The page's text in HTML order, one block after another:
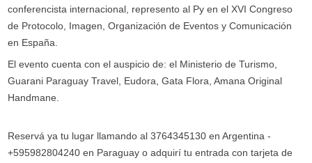
conferencista internacional, represento al Py en el XVI Congreso
de Protocolo, Imagen, Organización de Eventos y Comunicación
en España.
El evento cuenta con el auspicio de: el Ministerio de Turismo,
Guarani Paraguay Travel, Eudora, Gata Flora, Amana Original
Handmane.
Reservá ya tu lugar llamando al 3764345130 en Argentina -
+595982804240 en Paraguay o adquirí tu entrada con tarjeta de